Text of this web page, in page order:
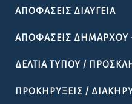
ΑΠΟΦΆΣΕΙΣ ΔΙΑΎΓΕΙΑ
ΑΠΟΦΆΣΕΙΣ ΔΗΜΆΡΧΟΥ
ΔΕΛΤΊΑ ΤΎΠΟΥ /
ΠΡΟΚΗΡΎΞΕΙΣ /